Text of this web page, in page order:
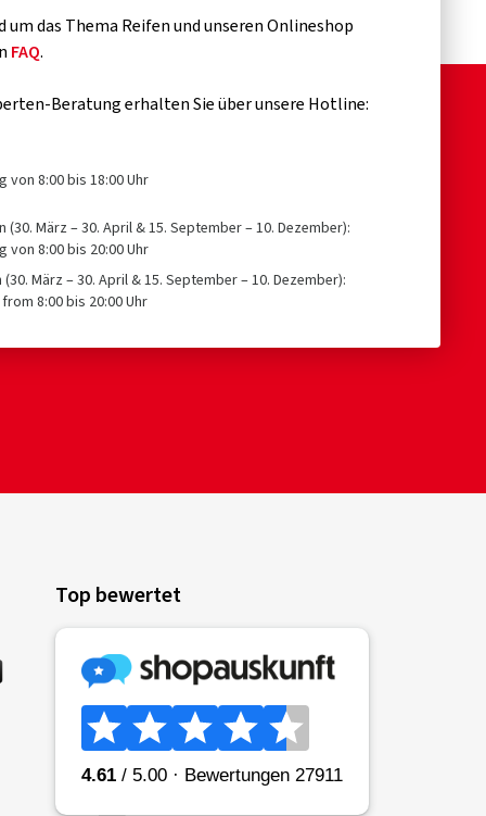
das Thema Reifen und unseren Onlineshop
FAQ.
Beratung erhalten Sie über unsere Hotline:
von 8:00 bis 18:00 Uhr
(30. März – 30. April & 15. September – 10. Dezember):
von 8:00 bis 20:00 Uhr
März – 30. April & 15. September – 10. Dezember):
8:00 bis 20:00 Uhr
Top bewertet